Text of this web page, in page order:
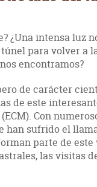
¿Una intensa luz
para volver a
encontramos?
de carácter
de este
Con
han sufrido el
parte de
las visitas